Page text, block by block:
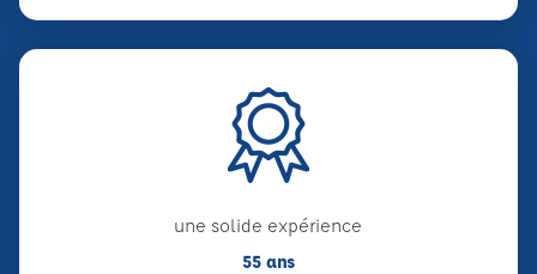
une solide expérience
55 ans